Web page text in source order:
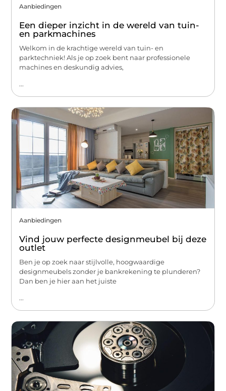
Aanbiedingen
Een dieper inzicht in de wereld van tuin-
en parkmachines
Welkom in de krachtige wereld van tuin- en
parktechniek! Als je op zoek bent naar professionele
machines en deskundig advies,
...
Aanbiedingen
Vind jouw perfecte designmeubel bij deze
outlet
Ben je op zoek naar stijlvolle, hoogwaardige
designmeubels zonder je bankrekening te plunderen?
Dan ben je hier aan het juiste
...